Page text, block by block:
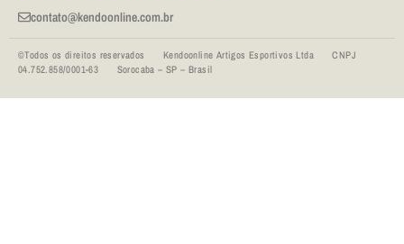
contato@kendoonline.com.br
©Todos os direitos reservados Kendoonline Artigos Esportivos Ltda CNPJ
04.752.858/0001-63 Sorocaba – SP – Brasil